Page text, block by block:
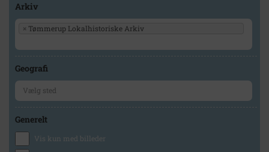
Arkiv
× Tømmerup Lokalhistoriske Arkiv
Geografi
Generelt
Vis kun med billeder